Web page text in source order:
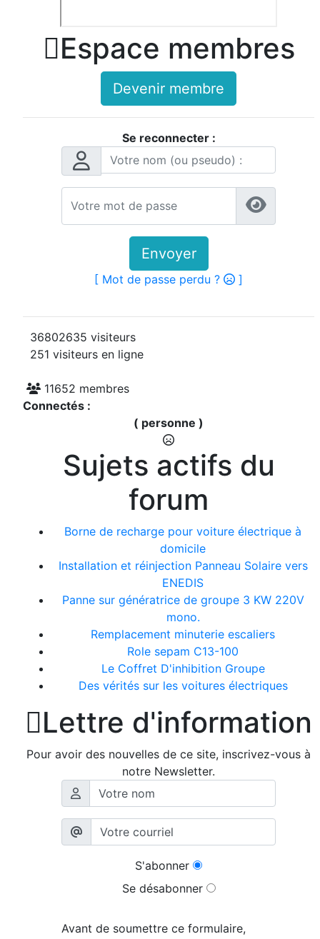
Espace membres
Devenir membre
Se reconnecter :
Envoyer
[ Mot de passe perdu ? ]
36802635 visiteurs
251 visiteurs en ligne
11652 membres
Connectés :
( personne )
Sujets actifs du
forum
Borne de recharge pour voiture électrique à
domicile
Installation et réinjection Panneau Solaire vers
ENEDIS
Panne sur génératrice de groupe 3 KW 220V
mono.
Remplacement minuterie escaliers
Role sepam C13-100
Le Coffret D'inhibition Groupe
Des vérités sur les voitures électriques
Lettre d'information
Pour avoir des nouvelles de ce site, inscrivez-vous à
notre Newsletter.
S'abonner
Se désabonner
Avant de soumettre ce formulaire,